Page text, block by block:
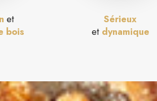
et
bois
Sérieux
et dynamique